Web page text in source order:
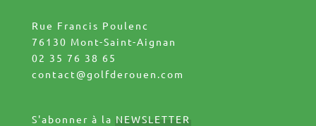
Rue Francis Poulenc
76130 Mont-Saint-Aignan
02 35 76 38 65
contact@golfderouen.com
S'abonner à la NEWSLETTER